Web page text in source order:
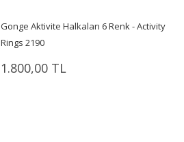
Gonge Aktivite Halkaları 6 Renk - Activity
Rings 2190
1.800,00 TL